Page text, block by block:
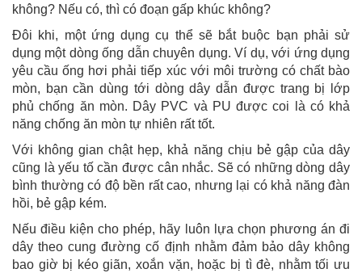
không? Nếu có, thì có đoạn gấp khúc không?
Đôi khi, một ứng dụng cụ thể sẽ bắt buộc bạn phải sử
dụng một dòng ống dẫn chuyên dụng. Ví dụ, với ứng dụng
yêu cầu ống hơi phải tiếp xúc với môi trường có chất bào
mòn, bạn cần dùng tới dòng dây dẫn được trang bị lớp
phủ chống ăn mòn. Dây PVC và PU được coi là có khả
năng chống ăn mòn tự nhiên rất tốt.
Với không gian chật hẹp, khả năng chịu bẻ gập của dây
cũng là yếu tố cần được cân nhắc. Sẽ có những dòng dây
bình thường có độ bền rất cao, nhưng lại có khả năng đàn
hồi, bẻ gập kém.
Nếu điều kiện cho phép, hãy luôn lựa chọn phương án đi
dây theo cung đường cố định nhằm đảm bảo dây không
bao giờ bị kéo giãn, xoắn vặn, hoặc bị tì đè, nhằm tối ưu